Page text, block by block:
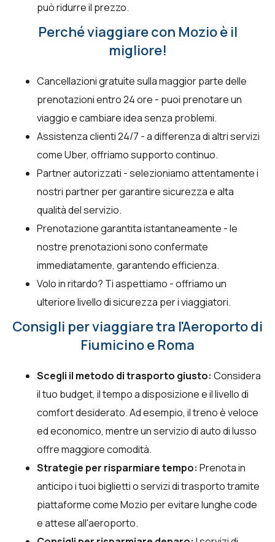
può ridurre il prezzo.
Perché viaggiare con Mozio è il
migliore!
Cancellazioni gratuite sulla maggior parte delle
prenotazioni entro 24 ore - puoi prenotare un
viaggio e cambiare idea senza problemi.
Assistenza clienti 24/7 - a differenza di altri servizi
come Uber, offriamo supporto continuo.
Partner autorizzati - selezioniamo attentamente i
nostri partner per garantire sicurezza e alta
qualità del servizio.
Prenotazione garantita istantaneamente - le
nostre prenotazioni sono confermate
immediatamente, garantendo efficienza.
Volo in ritardo? Ti aspettiamo - offriamo un
ulteriore livello di sicurezza per i viaggiatori.
Consigli per viaggiare tra l'Aeroporto di
Fiumicino e Roma
Scegli il metodo di trasporto giusto: Considera
il tuo budget, il tempo a disposizione e il livello di
comfort desiderato. Ad esempio, il treno è veloce
ed economico, mentre un servizio di auto di lusso
offre maggiore comodità.
Strategie per risparmiare tempo: Prenota in
anticipo i tuoi biglietti o servizi di trasporto tramite
piattaforme come Mozio per evitare lunghe code
e attese all'aeroporto.